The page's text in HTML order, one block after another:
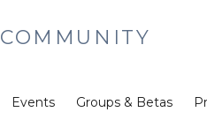
COMMUNITY
Events Groups & Betas